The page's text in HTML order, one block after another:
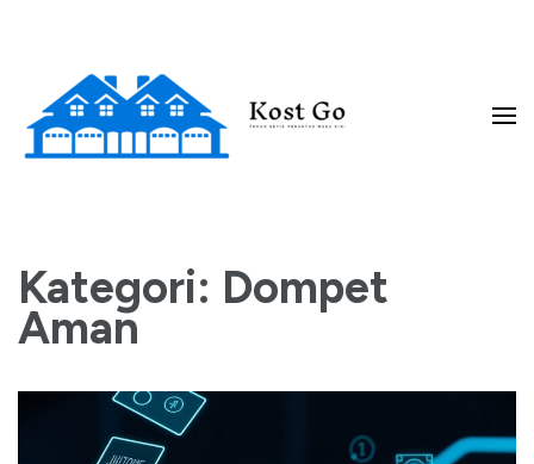
konten
(Tekan
Kategori: Dompet
Aman